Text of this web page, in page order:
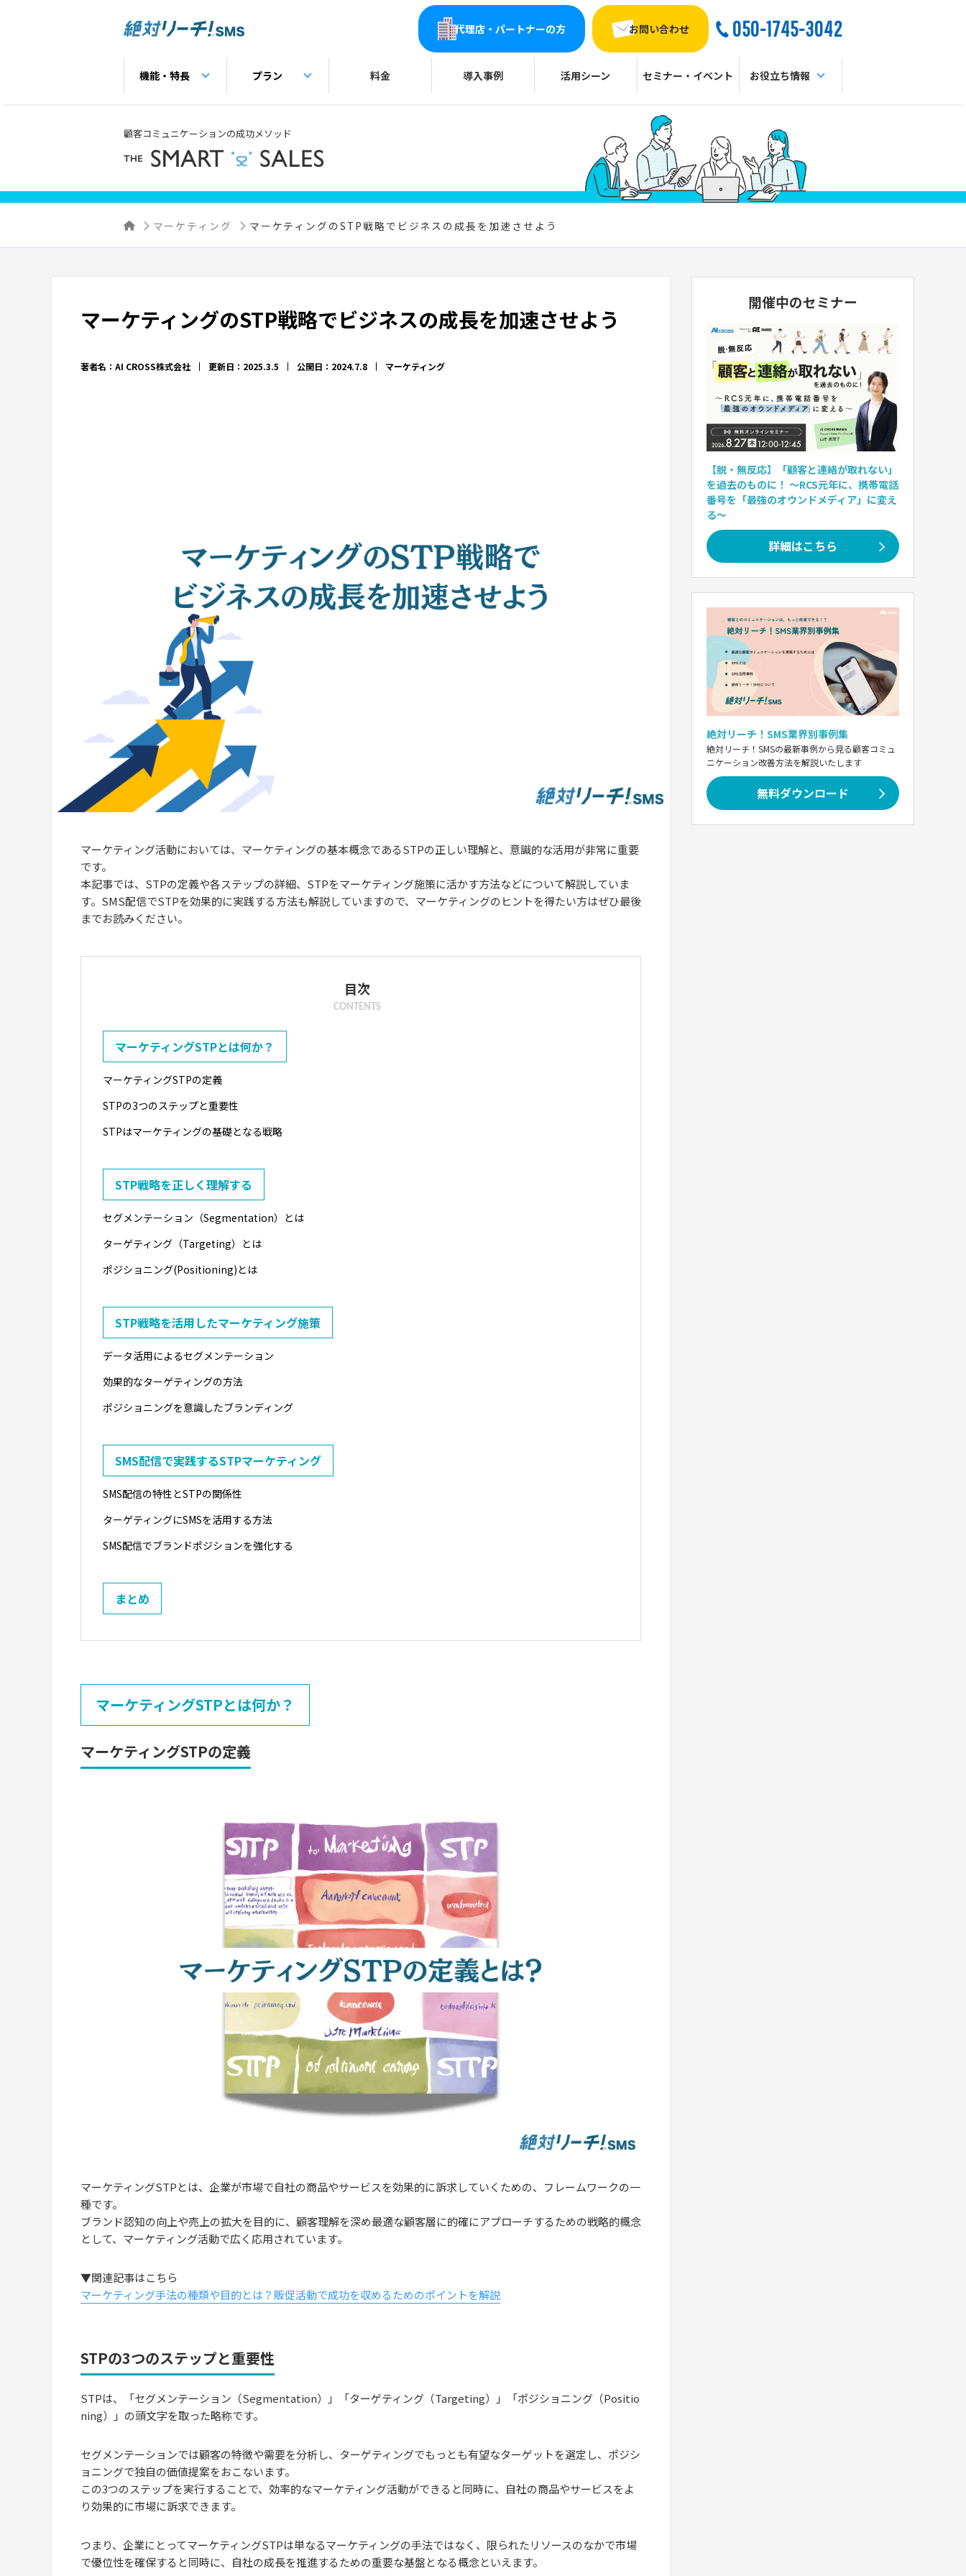
代理店・パートナーの方 お問い合わせ 050-1745-3042
機能・特長 プラン 料金 導入事例 活用シーン セミナー・イベント お役立ち情報
顧客コミュニケーションの成功メソッド
マーケティング マーケティングのSTP戦略でビジネスの成長を加速させよう
マーケティングのSTP戦略でビジネスの成長を加速させよう
著者名：AI CROSS株式会社 更新日：2025.3.5 公開日：2024.7.8 マーケティング
マーケティング活動においては、マーケティングの基本概念であるSTPの正しい理解と、意識的な活用が非常に重要
です。
本記事では、STPの定義や各ステップの詳細、STPをマーケティング施策に活かす方法などについて解説していま
す。SMS配信でSTPを効果的に実践する方法も解説していますので、マーケティングのヒントを得たい方はぜひ最後
までお読みください。
目次
CONTENTS
マーケティングSTPとは何か？
マーケティングSTPの定義
STPの3つのステップと重要性
STPはマーケティングの基礎となる戦略
STP戦略を正しく理解する
セグメンテーション（Segmentation）とは
ターゲティング（Targeting）とは
ポジショニング(Positioning)とは
STP戦略を活用したマーケティング施策
データ活用によるセグメンテーション
効果的なターゲティングの方法
ポジショニングを意識したブランディング
SMS配信で実践するSTPマーケティング
SMS配信の特性とSTPの関係性
ターゲティングにSMSを活用する方法
SMS配信でブランドポジションを強化する
まとめ
マーケティングSTPとは何か？
マーケティングSTPの定義
マーケティングSTPとは、企業が市場で自社の商品やサービスを効果的に訴求していくための、フレームワークの一
種です。
ブランド認知の向上や売上の拡大を目的に、顧客理解を深め最適な顧客層に的確にアプローチするための戦略的概念
として、マーケティング活動で広く応用されています。
▼関連記事はこちら
マーケティング手法の種類や目的とは？販促活動で成功を収めるためのポイントを解説
STPの3つのステップと重要性
STPは、「セグメンテーション（Segmentation）」「ターゲティング（Targeting）」「ポジショニング（Positio
ning）」の頭文字を取った略称です。
セグメンテーションでは顧客の特徴や需要を分析し、ターゲティングでもっとも有望なターゲットを選定し、ポジシ
ョニングで独自の価値提案をおこないます。
この3つのステップを実行することで、効率的なマーケティング活動ができると同時に、自社の商品やサービスをよ
り効果的に市場に訴求できます。
つまり、企業にとってマーケティングSTPは単なるマーケティングの手法ではなく、限られたリソースのなかで市場
で優位性を確保すると同時に、自社の成長を推進するための重要な基盤となる概念といえます。
開催中のセミナー
【脱・無反応】「顧客と連絡が取れない」
を過去のものに！ 〜RCS元年に、携帯電話
番号を「最強のオウンドメディア」に変え
る〜
詳細はこちら
絶対リーチ！SMS業界別事例集
絶対リーチ！SMSの最新事例から見る顧客コミュ
ニケーション改善方法を解説いたします
無料ダウンロード